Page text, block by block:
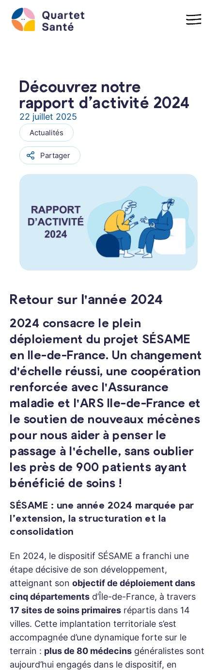
contenu
Découvrez notre
rapport d’activité 2024
22 juillet 2025
Actualités
Partager
Retour sur l'année 2024
2024 consacre le plein
déploiement du projet SÉSAME
en Ile-de-France. Un changement
d'échelle réussi, une coopération
renforcée avec l'Assurance
maladie et l'ARS Ile-de-France et
le soutien de nouveaux mécènes
pour nous aider à penser le
passage à l'échelle, sans oublier
les près de 900 patients ayant
bénéficié de soins !
SÉSAME : une année 2024 marquée par
l’extension, la structuration et la
consolidation
En 2024, le dispositif SÉSAME a franchi une
étape décisive de son développement,
atteignant son objectif de déploiement dans
cinq départements d’Île-de-France, à travers
17 sites de soins primaires répartis dans 14
villes. Cette implantation territoriale s’est
accompagnée d’une dynamique forte sur le
terrain : plus de 80 médecins généralistes sont
aujourd’hui engagés dans le dispositif, en